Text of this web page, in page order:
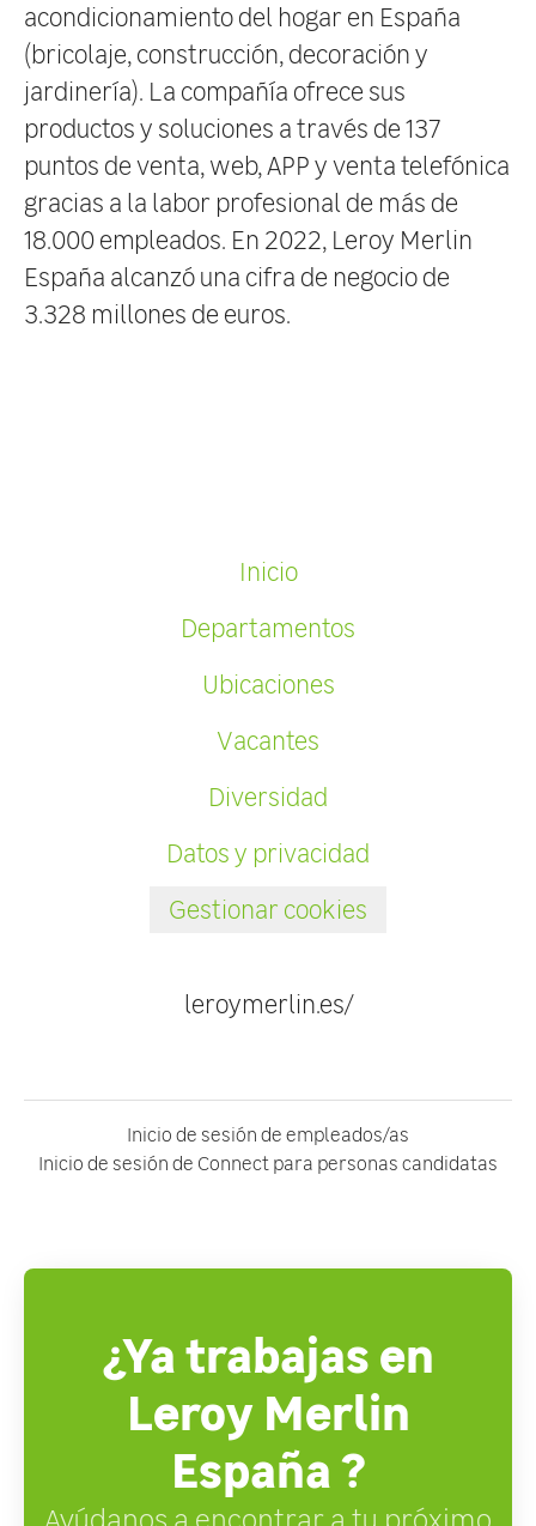
acondicionamiento del hogar en España
(bricolaje, construcción, decoración y
jardinería). La compañía ofrece sus
productos y soluciones a través de 137
puntos de venta, web, APP y venta telefónica
gracias a la labor profesional de más de
18.000 empleados. En 2022, Leroy Merlin
España alcanzó una cifra de negocio de
3.328 millones de euros.
Inicio
Departamentos
Ubicaciones
Vacantes
Diversidad
Datos y privacidad
Gestionar cookies
leroymerlin.es/
Inicio de sesión de empleados/as
Inicio de sesión de Connect para personas candidatas
¿Ya trabajas en
Leroy Merlin
España ?